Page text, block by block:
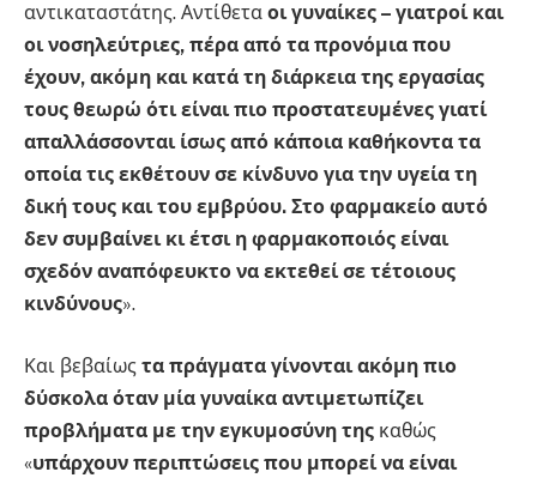
αντικαταστάτης. Αντίθετα οι γυναίκες – γιατροί και
οι νοσηλεύτριες, πέρα από τα προνόμια που
έχουν, ακόμη και κατά τη διάρκεια της εργασίας
τους θεωρώ ότι είναι πιο προστατευμένες γιατί
απαλλάσσονται ίσως από κάποια καθήκοντα τα
οποία τις εκθέτουν σε κίνδυνο για την υγεία τη
δική τους και του εμβρύου. Στο φαρμακείο αυτό
δεν συμβαίνει κι έτσι η φαρμακοποιός είναι
σχεδόν αναπόφευκτο να εκτεθεί σε τέτοιους
κινδύνους».
Και βεβαίως τα πράγματα γίνονται ακόμη πιο
δύσκολα όταν μία γυναίκα αντιμετωπίζει
προβλήματα με την εγκυμοσύνη της καθώς
«υπάρχουν περιπτώσεις που μπορεί να είναι